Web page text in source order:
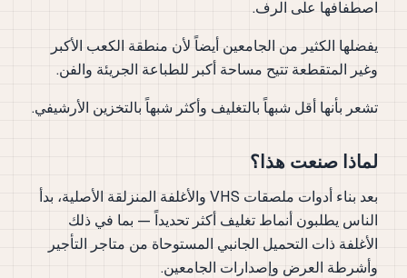
اصطفافها على الرف.
يفضلها الكثير من الجامعين أيضاً لأن منطقة الكعب الأكبر
وغير المتقطعة تتيح مساحة أكبر للطباعة الجريئة والفن.
تشعر بأنها أقل شبهاً بالتغليف وأكثر شبهاً بالتخزين الأرشيفي.
لماذا صنعت هذا؟
بعد بناء أدوات ملصقات VHS والأغلفة المنزلقة الأصلية، بدأ
الناس يطلبون أنماط تغليف أكثر تحديداً — بما في ذلك
الأغلفة ذات التحميل الجانبي المستوحاة من متاجر التأجير
وأشرطة العرض وإصدارات الجامعين.